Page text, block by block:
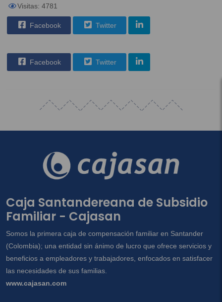
Visitas: 4781
Facebook Twitter
Facebook Twitter
Caja Santandereana de Subsidio
Familiar - Cajasan
Somos la primera caja de compensación familiar en Santander
(Colombia); una entidad sin ánimo de lucro que ofrece servicios y
beneficios a empleadores y trabajadores, enfocados en satisfacer
las necesidades de sus familias.
www.cajasan.com